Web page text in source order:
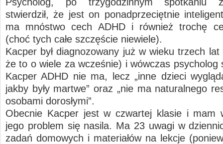
stwierdził, że jest on ponadprzeciętnie
ma mnóstwo cech ADHD i również trochę
(choć tych całe szczęście niewiele).
Kacper był diagnozowany już w wieku trzech
że to o wiele za wcześnie) i wówczas psycholog
Kacper ADHD nie ma, lecz „inne dzieci
jakby były martwe” oraz „nie ma naturalnego
osobami dorosłymi”.
Obecnie Kacper jest w czwartej klasie i mam
jego problem się nasila. Ma 23 uwagi w
zadań domowych i materiałów na lekcje